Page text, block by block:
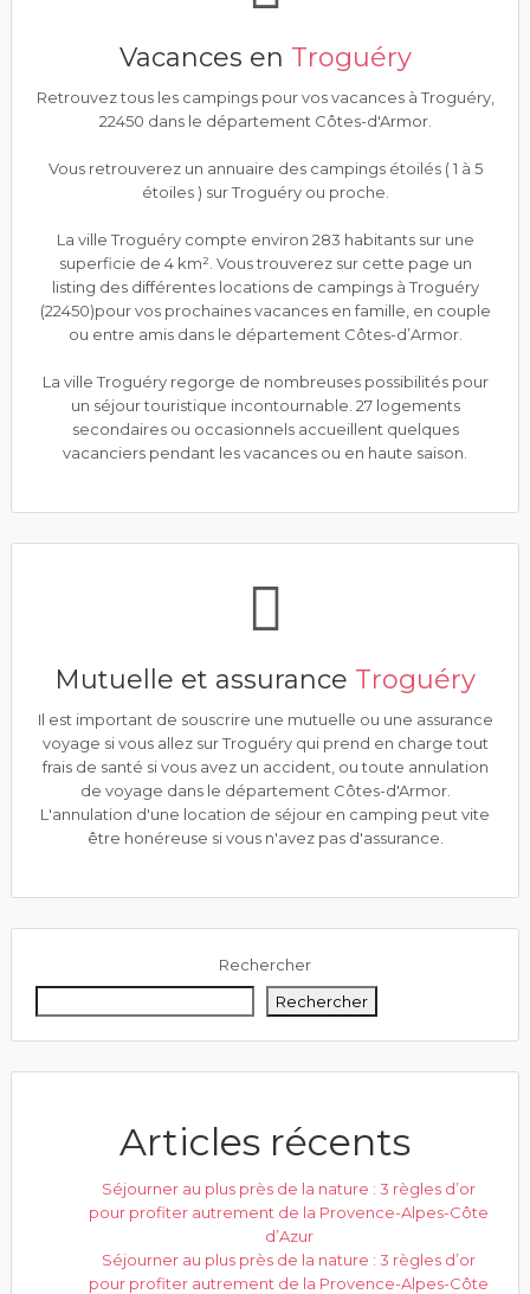
Vacances en Troguéry
Retrouvez tous les campings pour vos vacances à Troguéry,
22450 dans le département Côtes-d'Armor.
Vous retrouverez un annuaire des campings étoilés ( 1 à 5
étoiles ) sur Troguéry ou proche.
La ville Troguéry compte environ 283 habitants sur une
superficie de 4 km². Vous trouverez sur cette page un
listing des différentes locations de campings à Troguéry
(22450)pour vos prochaines vacances en famille, en couple
ou entre amis dans le département Côtes-d’Armor.
La ville Troguéry regorge de nombreuses possibilités pour
un séjour touristique incontournable. 27 logements
secondaires ou occasionnels accueillent quelques
vacanciers pendant les vacances ou en haute saison.
Mutuelle et assurance Troguéry
Il est important de souscrire une mutuelle ou une assurance
voyage si vous allez sur Troguéry qui prend en charge tout
frais de santé si vous avez un accident, ou toute annulation
de voyage dans le département Côtes-d'Armor.
L'annulation d'une location de séjour en camping peut vite
être honéreuse si vous n'avez pas d'assurance.
Rechercher
Rechercher
Articles récents
Séjourner au plus près de la nature : 3 règles d’or
pour profiter autrement de la Provence-Alpes-Côte
d’Azur
Séjourner au plus près de la nature : 3 règles d’or
pour profiter autrement de la Provence-Alpes-Côte